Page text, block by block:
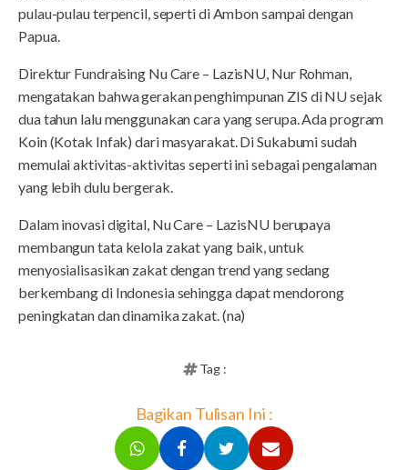
pulau-pulau terpencil, seperti di Ambon sampai dengan
Papua.
Direktur Fundraising Nu Care – LazisNU, Nur Rohman,
mengatakan bahwa gerakan penghimpunan ZIS di NU sejak
dua tahun lalu menggunakan cara yang serupa. Ada program
Koin (Kotak Infak) dari masyarakat. Di Sukabumi sudah
memulai aktivitas-aktivitas seperti ini sebagai pengalaman
yang lebih dulu bergerak.
Dalam inovasi digital, Nu Care – LazisNU berupaya
membangun tata kelola zakat yang baik, untuk
menyosialisasikan zakat dengan trend yang sedang
berkembang di Indonesia sehingga dapat mendorong
peningkatan dan dinamika zakat. (na)
Tag :
Bagikan Tulisan Ini :